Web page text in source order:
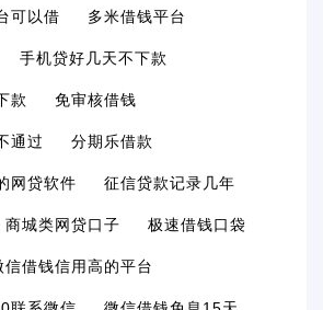
可以借 多米借钱平台
手机贷好几天不下款
款 免审核借钱
通过 分期乐借款
网贷软件 征信贷款记录几年
商城类网贷口子 极速借钱口袋
信借钱信用高的平台